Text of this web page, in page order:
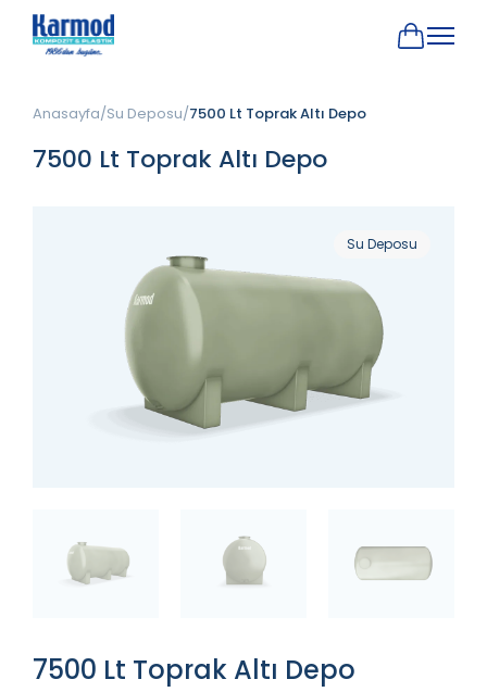
Anasayfa Su Deposu 7500 Lt Toprak Altı Depo
7500 Lt Toprak Altı Depo
Su Deposu
7500 Lt Toprak Altı Depo